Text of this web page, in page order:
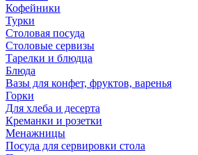
Кофейники
Турки
Столовая посуда
Столовые сервизы
Тарелки и блюдца
Блюда
Вазы для конфет, фруктов, варенья
Горки
Для хлеба и десерта
Креманки и розетки
Менажницы
Посуда для сервировки стола